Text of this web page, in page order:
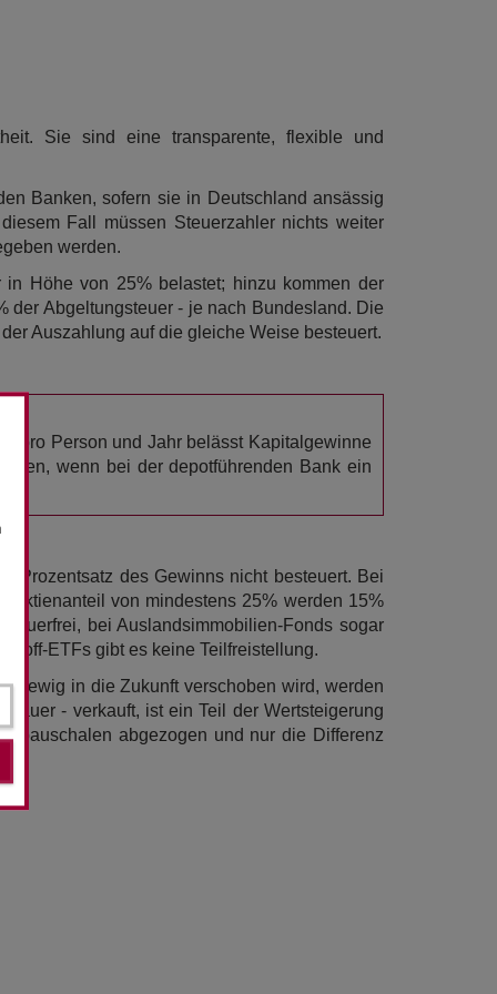
Sie sind eine transparente, flexible und
Banken, sofern sie in Deutschland ansässig
Fall müssen Steuerzahler nichts weiter
werden.
Höhe von 25% belastet; hinzu kommen der
der Abgeltungsteuer - je nach Bundesland. Die
Auszahlung auf die gleiche Weise besteuert.
pro Person und Jahr belässt Kapitalgewinne
wenn bei der depotführenden Bank ein
Prozentsatz des Gewinns nicht besteuert. Bei
Aktienanteil von mindestens 25% werden 15%
bei Auslandsimmobilien-Fonds sogar
ETFs gibt es keine Teilfreistellung.
ewig in die Zukunft verschoben wird, werden
- verkauft, ist ein Teil der Wertsteigerung
abgezogen und nur die Differenz